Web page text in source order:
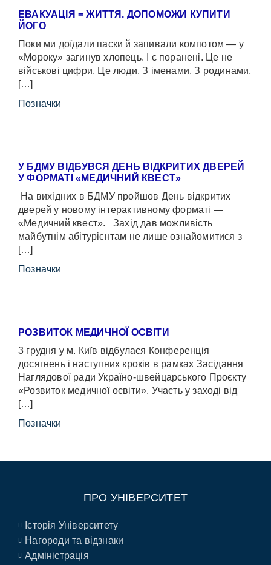
ЕВАКУАЦІЯ = ЖИТТЯ. ДОПОМОЖИ КУПИТИ
ЙОГО
Поки ми доїдали паски й запивали компотом — у
«Мороку» загинув хлопець. І є поранені. Це не
військові цифри. Це люди. З іменами. З родинами,
[…]
Позначки
У БДМУ ВІДБУВСЯ ДЕНЬ ВІДКРИТИХ ДВЕРЕЙ
У ФОРМАТІ «МЕДИЧНИЙ КВЕСТ»
На вихідних в БДМУ пройшов День відкритих
дверей у новому інтерактивному форматі —
«Медичний квест». Захід дав можливість
майбутнім абітурієнтам не лише ознайомитися з
[…]
Позначки
РОЗВИТОК МЕДИЧНОЇ ОСВІТИ
3 грудня у м. Київ відбулася Конференція
досягнень і наступних кроків в рамках Засідання
Наглядової ради Україно-швейцарського Проєкту
«Розвиток медичної освіти». Участь у заході від
[…]
Позначки
ПРО УНІВЕРСИТЕТ
Історія Університету
Нагороди та відзнаки
Адміністрація